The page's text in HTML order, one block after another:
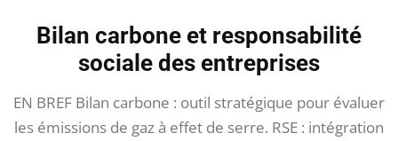
Bilan carbone et responsabilité
sociale des entreprises
EN BREF Bilan carbone : outil stratégique pour évaluer
les émissions de gaz à effet de serre. RSE : intégration